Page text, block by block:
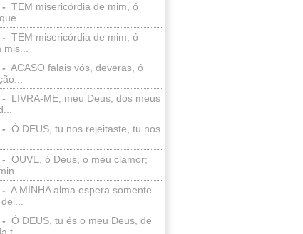
TEM misericórdia de mim, ó
...
TEM misericórdia de mim, ó
mis...
ACASO falais vós, deveras, ó
LIVRA-ME, meu Deus, dos meus
Ó DEUS, tu nos rejeitaste, tu nos
OUVE, ó Deus, o meu clamor;
A MINHA alma espera somente
Ó DEUS, tu és o meu Deus, de